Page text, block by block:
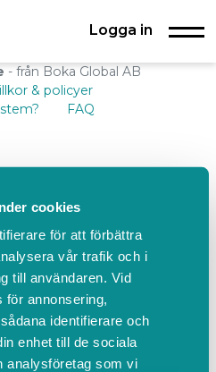
cookies
för att förbättra
vår trafik och i
till användaren. Vid
för annonsering,
identifierare och
enhet till de sociala
analysföretag som vi
Logga in
- från Boka Global AB
& policyer
FAQ